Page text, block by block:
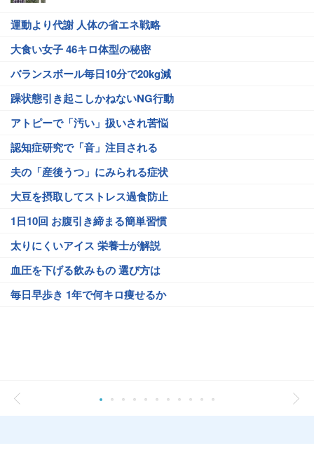
運動より代謝 人体の省エネ戦略
大食い女子 46キロ体型の秘密
バランスボール毎日10分で20kg減
躁状態引き起こしかねないNG行動
アトピーで「汚い」扱いされ苦悩
認知症研究で「音」注目される
夫の「産後うつ」にみられる症状
大豆を摂取してストレス過食防止
1日10回 お腹引き締まる簡単習慣
太りにくいアイス 栄養士が解説
血圧を下げる飲みもの 選び方は
毎日早歩き 1年で何キロ痩せるか